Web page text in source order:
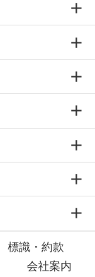
標識・約款
会社案内